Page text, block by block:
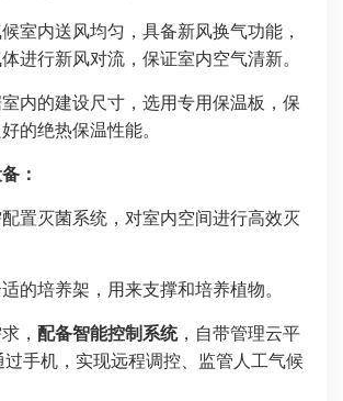
室内送风均匀，具备新风换气功能，
进行新风对流，保证室内空气清新。
内的建设尺寸，选用专用保温板，保
的绝热保温性能。
：
置灭菌系统，对室内空间进行高效灭
的培养架，用来支撑和培养植物。
， 配备智能控制系统，自带管理云平
手机，实现远程调控、监管人工气候